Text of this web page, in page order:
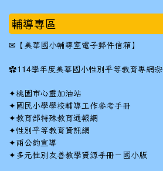
輔導專區
✉ 【美華國小輔導室電子郵件信箱】
✿114學年度美華國小性別平等教育專網❀
✦桃園市心靈加油站
✦ 國民小學學校輔導工作參考手冊
✦教育部特殊教育通報網
✦性別平等教育資訊網
✦兩公約宣導
✦ 多元性別友善教學資源手冊－國小版